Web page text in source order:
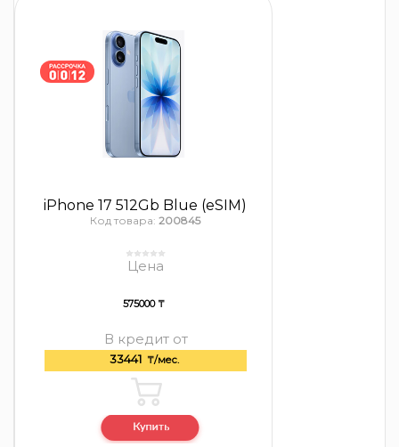
iPhone 17 512Gb Blue (eSIM)
Код товара: 200845
Цена
575000 ₸
В кредит от
33441 ₸/мес.